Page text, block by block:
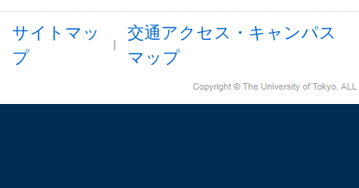
サイトマッ
プ
交通アクセス・キャンパス
マップ